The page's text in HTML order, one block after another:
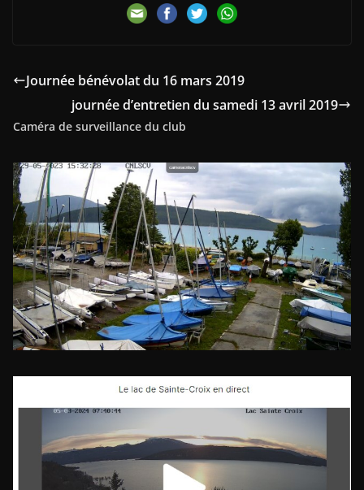
Journée bénévolat du 16 mars 2019
journée d’entretien du samedi 13 avril 2019
Caméra de surveillance du club